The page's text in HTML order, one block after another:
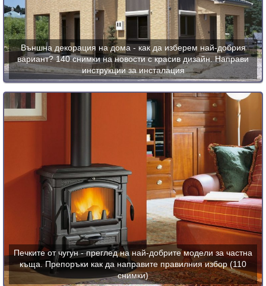
Външна декорация на дома - как да изберем най-добрия
вариант? 140 снимки на новости с красив дизайн. Направи
инструкции за инсталация
Печките от чугун - преглед на най-добрите модели за частна
къща. Препоръки как да направите правилния избор (110
снимки)